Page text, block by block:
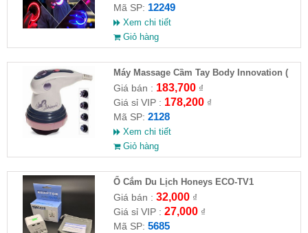
Mã SP: 12249
Xem chi tiết
Giỏ hàng
Máy Massage Cầm Tay Body Innovation (
HĐ )
Giá bán : 183,700₫
Giá sỉ VIP : 178,200₫
Mã SP: 2128
Xem chi tiết
Giỏ hàng
Ổ Cắm Du Lịch Honeys ECO-TV1
Giá bán : 32,000₫
Giá sỉ VIP : 27,000₫
Mã SP: 5685